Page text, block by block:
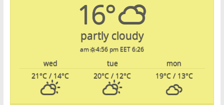
16°
partly cloudy
6:26 am
4:56 pm EET
mon
tue
wed
19°C/ 13°C
20°C / 12°C
21°C / 14°C